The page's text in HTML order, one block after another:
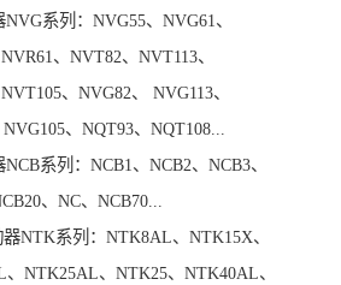
系列：NVG55、NVG61、
、NVT82、NVT113、
、NVG82、 NVG113、
、NQT93、NQT108...
系列：NCB1、NCB2、NCB3、
、NC、NCB70...
系列：NTK8AL、NTK15X、
NTK25AL、NTK25、NTK40AL、